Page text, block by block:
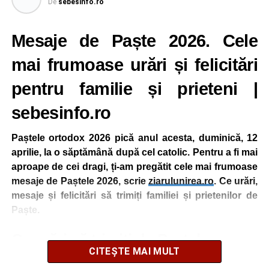
vieţi veşnice şi săltând îl lăudam pe Mântuitorul, pe cel
noştri”. Ca acest lucru să se întâmple cu adevărat şi în noi
este nevoie ca sa zicem “fraţilor şi celor ce ne urăsc pe
noi şi să iertăm toate pentru Înviere şi aşa să strigam:
Hristos a înviat din morţi cu moartea pe moarte călcând şi
celor din morminte viaţă dăruindu-le”
Când este Paștele ortodox și Paștele
catolic în următorii ani: 2026, 2027, 2028,
2029, 2030
CÂND SE VA SĂRBĂTORII PASTELE
2026 și în următorii ani:
De sebesinfo.ro
Mesaje de Paște 2026. Cele
mai frumoase urări și felicitări
pentru familie și prieteni |
sebesinfo.ro
Paștele ortodox 2026 pică anul acesta, duminică, 12
aprilie, la o săptămână după cel catolic. Pentru a fi mai
aproape de cei dragi, ți-am pregătit cele mai frumoase
mesaje de Paștele 2026, scrieziarulunirea.ro. Ce urări,
mesaje și felicitări să trimiți familiei și prietenilor de
Paște.
Ce urări să trimiți de Paștele
„Umblă veste-n tot orașul, cum că vine iepurașul, Să vă
CITEȘTE MAI MULT